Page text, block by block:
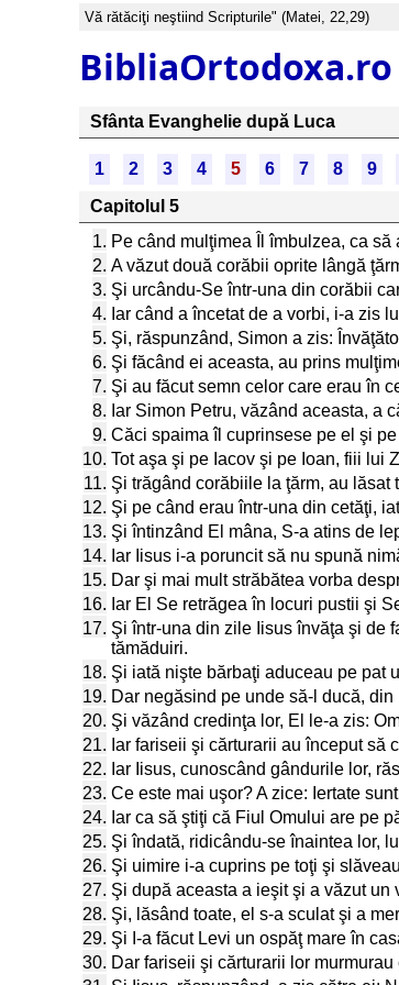
Vă rătăciţi neştiind Scripturile" (Matei, 22,29)
BibliaOrtodoxa.ro
Sfânta Evanghelie după Luca
1 2 3 4 5 6 7 8 9
Capitolul 5
1. Pe când mulţimea Îl îmbulzea, ca
2. A văzut două corăbii oprite lângă
3. Şi urcându-Se într-una din corăbii
4. Iar când a încetat de a vorbi, i-a zis
5. Şi, răspunzând, Simon a zis:
6. Şi făcând ei aceasta, au prins
7. Şi au făcut semn celor care erau în
8. Iar Simon Petru, văzând aceasta, a
9. Căci spaima îl cuprinsese pe el şi
10. Tot aşa şi pe Iacov şi pe Ioan, fiii lui
11. Şi trăgând corăbiile la ţărm, au lăsat
12. Şi pe când erau într-una din cetăţi,
13. Şi întinzând El mâna, S-a atins de
14. Iar Iisus i-a poruncit să nu spună
15. Dar şi mai mult străbătea vorba
16. Iar El Se retrăgea în locuri pustii şi
17. Şi într-una din zile Iisus învăţa şi de
tămăduiri.
18. Şi iată nişte bărbaţi aduceau pe pat
19. Dar negăsind pe unde să-l ducă,
20. Şi văzând credinţa lor, El le-a zis:
21. Iar fariseii şi cărturarii au început să
22. Iar Iisus, cunoscând gândurile lor,
23. Ce este mai uşor? A zice: Iertate
24. Iar ca să ştiţi că Fiul Omului are pe
25. Şi îndată, ridicându-se înaintea lor,
26. Şi uimire i-a cuprins pe toţi şi
27. Şi după aceasta a ieşit şi a văzut
28. Şi, lăsând toate, el s-a sculat şi a
29. Şi I-a făcut Levi un ospăţ mare în
30. Dar fariseii şi cărturarii lor